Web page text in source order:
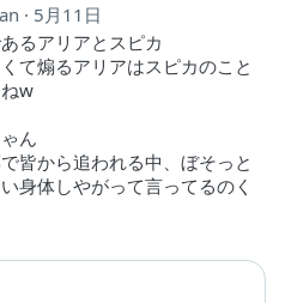
5月11日
るアリアとスピカ
て煽るアリアはスピカのこと
w
ん
皆から追われる中、ぼそっと
身体しやがって言ってるのく